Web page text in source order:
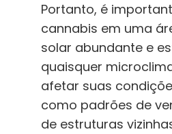
Portanto, é
cannabis em uma
solar abundante e
quaisquer
afetar suas
como padrões de
de estruturas